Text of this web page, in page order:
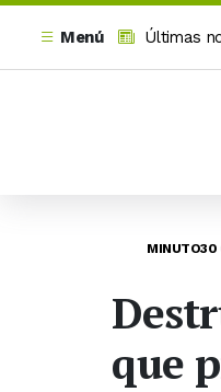
Menú
Últimas
MINUTO30
que